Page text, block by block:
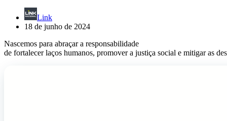
Link
18 de junho de 2024
Nascemos para abraçar a responsabilidade
de fortalecer laços humanos, promover a justiça social e mitigar as